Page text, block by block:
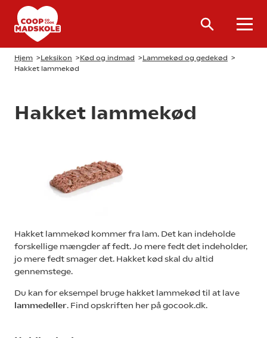
Hjem >Leksikon >Kød og indmad >Lammekød og gedekød >
Hakket lammekød
Hakket lammekød
Hakket lammekød kommer fra lam. Det kan indeholde
forskellige mængder af fedt. Jo mere fedt det indeholder,
jo mere fedt smager det. Hakket kød skal du altid
gennemstege.
Du kan for eksempel bruge hakket lammekød til at lave
lammedeller. Find opskriften her på gocook.dk.